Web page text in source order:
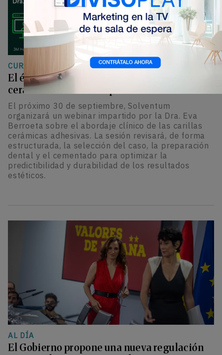
CURSOS FORMACIÓN
El éxito de las carillas no depende solo de la
cerámica: webinar de protocolo clínico
El próximo 30 de septiembre, Solventum
organizará un webinar impartido por la Dra. Eva
Berroeta sobre el abordaje clínico de las carillas
cerámicas adhesivas. La sesión revisará, de forma
estructurada, la selección del caso, la preparación
dental y el cementado para optimizar la
predictibilidad y durabilidad de los resultados
estéticos.
AL DÍA
El Gobierno propone una nueva regulación